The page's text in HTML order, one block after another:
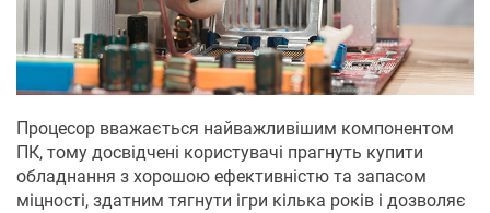
Процесор вважається найважливішим компонентом
ПК, тому досвідчені користувачі прагнуть купити
обладнання з хорошою ефективністю та запасом
міцності, здатним тягнути ігри кілька років і дозволяє